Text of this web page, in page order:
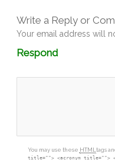
Write a Reply or
Your email address will
RespondComment
box
You may use these HTML tags
title=""> <acronym title="">